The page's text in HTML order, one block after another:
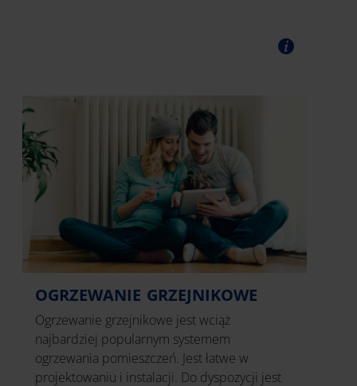
OGRZEWANIE GRZEJNIKOWE
Ogrzewanie grzejnikowe jest wciąż
najbardziej popularnym systemem
ogrzewania pomieszczeń. Jest łatwe w
projektowaniu i instalacji. Do dyspozycji jest